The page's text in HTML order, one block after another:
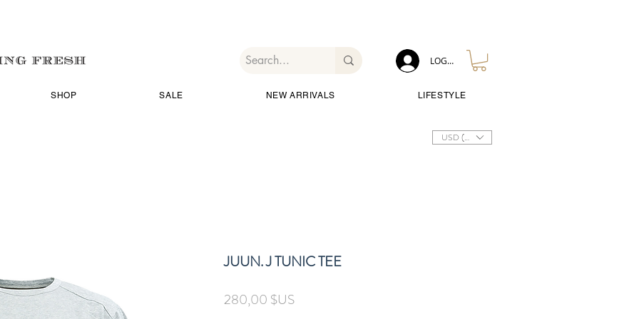
SHOP SALE NEW ARRIVALS LIFESTYLE
LOG IN
USD ($)
JUUN. J TUNIC TEE
280,00 $USPrix